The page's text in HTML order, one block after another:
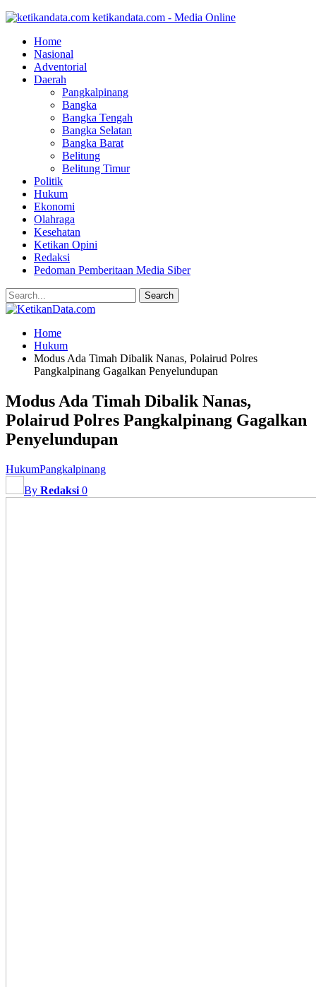
ketikandata.com - Media Online
Home
Nasional
Adventorial
Daerah
Pangkalpinang
Bangka
Bangka Tengah
Bangka Selatan
Bangka Barat
Belitung
Belitung Timur
Politik
Hukum
Ekonomi
Olahraga
Kesehatan
Ketikan Opini
Redaksi
Pedoman Pemberitaan Media Siber
Home
Hukum
Modus Ada Timah Dibalik Nanas, Polairud Polres
Pangkalpinang Gagalkan Penyelundupan
Modus Ada Timah Dibalik Nanas,
Polairud Polres Pangkalpinang Gagalkan
Penyelundupan
HukumPangkalpinang
By Redaksi 0